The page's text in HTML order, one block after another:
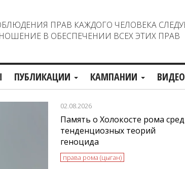
ПРАВ КАЖДОГО ЧЕЛОВЕКА
В ОБЕСПЕЧЕНИИ ВСЕХ ЭТИХ ПРАВ
ПУБЛИКАЦИИ КАМПАНИИ ВИДЕО
02.08.2026
Память о Холокосте рома
тенденциозных теорий
геноцида
права рома (цыган)